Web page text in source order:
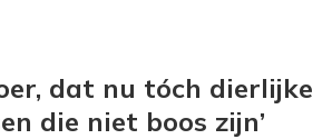
dat nu tóch dierlijke
die niet boos zijn’